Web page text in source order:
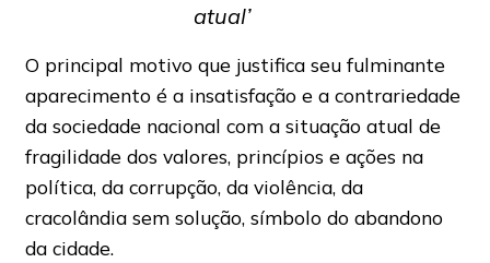
atual’
O principal motivo que justifica seu fulminante
aparecimento é a insatisfação e a contrariedade
da sociedade nacional com a situação atual de
fragilidade dos valores, princípios e ações na
política, da corrupção, da violência, da
cracolândia sem solução, símbolo do abandono
da cidade.